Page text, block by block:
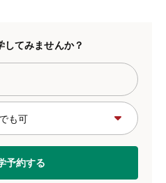
してみませんか？
予約する